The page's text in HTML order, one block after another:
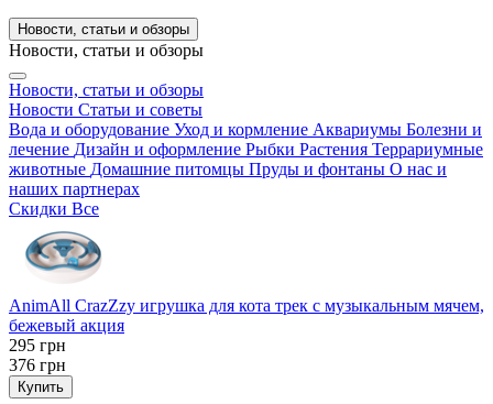
Новости, статьи и обзоры
Новости, статьи и обзоры
Новости, статьи и обзоры
Новости Статьи и советы
Вода и оборудование Уход и кормление Аквариумы Болезни и
лечение Дизайн и оформление Рыбки Растения Террариумные
животные Домашние питомцы Пруды и фонтаны О нас и
наших партнерах
Скидки Все
AnimAll CrazZzy игрушка для кота трек с музыкальным мячем,
бежевый акция
295 грн
376 грн
Купить